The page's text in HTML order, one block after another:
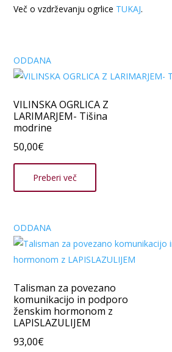
Več o vzdrževanju ogrlice TUKAJ.
ODDANA
VILINSKA OGRLICA Z
LARIMARJEM- Tišina
modrine
50,00€
Preberi več
ODDANA
Talisman za povezano
komunikacijo in podporo
ženskim hormonom z
LAPISLAZULIJEM
93,00€